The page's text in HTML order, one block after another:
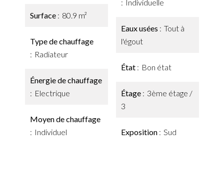
Surface 80.9 m²
Type de chauffage
Radiateur
Énergie de chauffage
Electrique
Moyen de chauffage
Individuel
Individuelle
Eaux usées
Tout à
l'égout
État Bon état
Étage
3ème étage /
3
Exposition Sud